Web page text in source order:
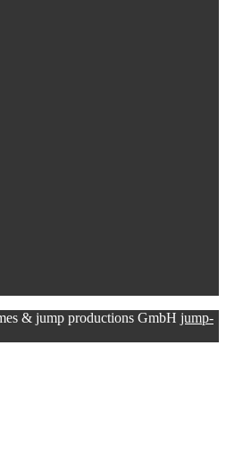
& jump productions GmbH jump-